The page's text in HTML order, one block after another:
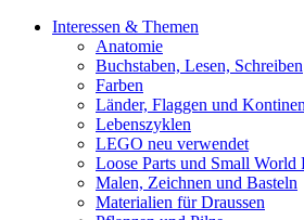
Interessen & Themen
Anatomie
Buchstaben, Lesen, Schreiben
Farben
Länder, Flaggen und
Lebenszyklen
LEGO neu verwendet
Loose Parts und Small World
Malen, Zeichnen und Basteln
Materialien für Draussen